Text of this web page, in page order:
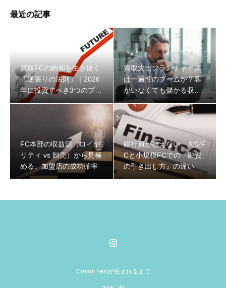
最近の記事
買取FCの飽和を生き抜く
「逆張りの法則」｜2026
年に投資すべき3つのブル
ーオーシャンと収益構造
買取大吉フランチャイズ
は一過性のブームか？客
がいなくても儲かる収益
構造と2026年の生存戦略
FC本部の収益源（ロイヤ
リティ vs 卸売）から見極
める、加盟店の成功確率
銀行員が教えない、大型F
Cと小規模FCでの『融資
の引き出し方』の違い
Cream Festが生まれるまで